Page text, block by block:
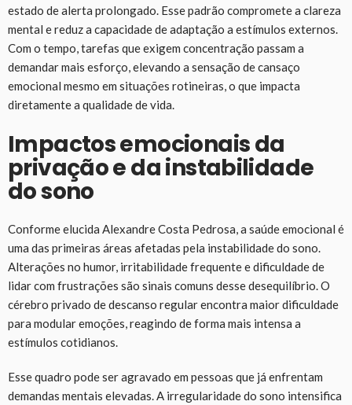
estado de alerta prolongado. Esse padrão compromete a clareza
mental e reduz a capacidade de adaptação a estímulos externos.
Com o tempo, tarefas que exigem concentração passam a
demandar mais esforço, elevando a sensação de cansaço
emocional mesmo em situações rotineiras, o que impacta
diretamente a qualidade de vida.
Impactos emocionais da
privação e da instabilidade
do sono
Conforme elucida Alexandre Costa Pedrosa, a saúde emocional é
uma das primeiras áreas afetadas pela instabilidade do sono.
Alterações no humor, irritabilidade frequente e dificuldade de
lidar com frustrações são sinais comuns desse desequilíbrio. O
cérebro privado de descanso regular encontra maior dificuldade
para modular emoções, reagindo de forma mais intensa a
estímulos cotidianos.
Esse quadro pode ser agravado em pessoas que já enfrentam
demandas mentais elevadas. A irregularidade do sono intensifica